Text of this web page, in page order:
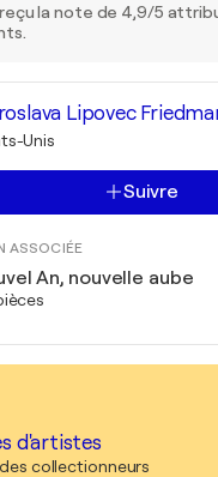
la note de 4,9/5
Lipovec
Unis
Suivre
ASSOCIÉE
An, nouvelle aube
d'artistes
collectionneurs